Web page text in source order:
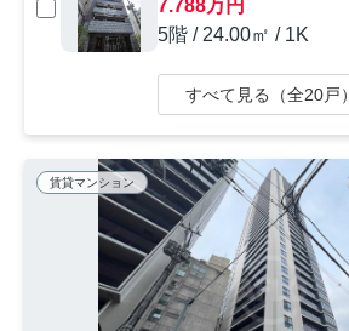
7.788万円
5階 / 24.00㎡ / 1K
すべて見る（全20戸）
賃貸マンション